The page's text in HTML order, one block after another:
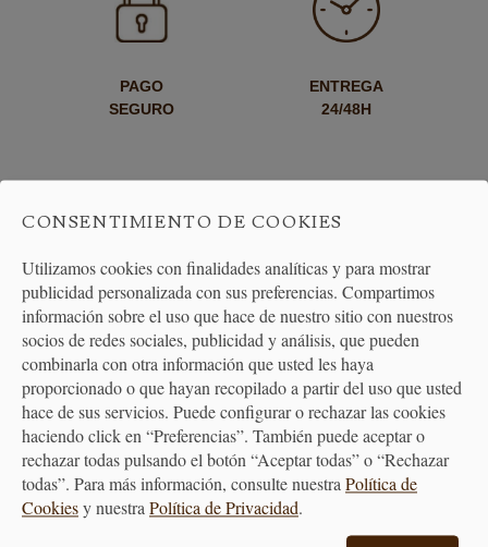
PAGO
SEGURO
ENTREGA
24/48H
ENVÍO GRATUITO
A PARTIR DE 40€
DEVOLUCIONES
CONSENTIMIENTO DE COOKIES
Utilizamos cookies con finalidades analíticas y para mostrar
publicidad personalizada con sus preferencias. Compartimos
información sobre el uso que hace de nuestro sitio con nuestros
socios de redes sociales, publicidad y análisis, que pueden
combinarla con otra información que usted les haya
proporcionado o que hayan recopilado a partir del uso que usted
hace de sus servicios. Puede configurar o rechazar las cookies
haciendo click en “Preferencias”. También puede aceptar o
rechazar todas pulsando el botón “Aceptar todas” o “Rechazar
todas”. Para más información, consulte nuestraPolítica de
Cookiesy nuestraPolítica de Privacidad.